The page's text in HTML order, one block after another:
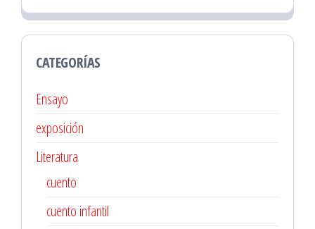
CATEGORÍAS
Ensayo
exposición
Literatura
cuento
cuento infantil